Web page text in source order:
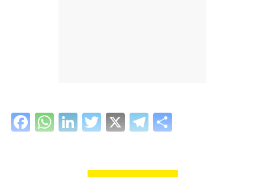
Facebook
WhatsApp
LinkedIn
Twitter
X Telegram